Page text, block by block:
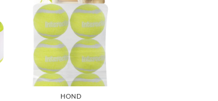
Toevoegen
aan
verlanglijst
HOND